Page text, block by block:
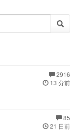
2916
13 分前
85
21 日前